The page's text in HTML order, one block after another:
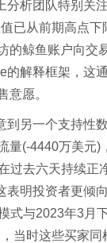
分析团队特别关
已从前期高点
的鲸鱼账户向交
的解释框架，这
意愿。
到另一个支持性
量(-4440万美元)
过去六天持续正
表明投资者更倾
式与2023年3月
当时这些买家